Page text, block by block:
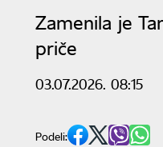
Zamenila je
priče
03.07.2026. 08:15
Podeli: